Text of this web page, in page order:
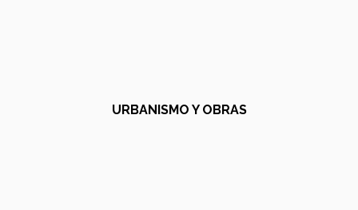
URBANISMO Y OBRAS